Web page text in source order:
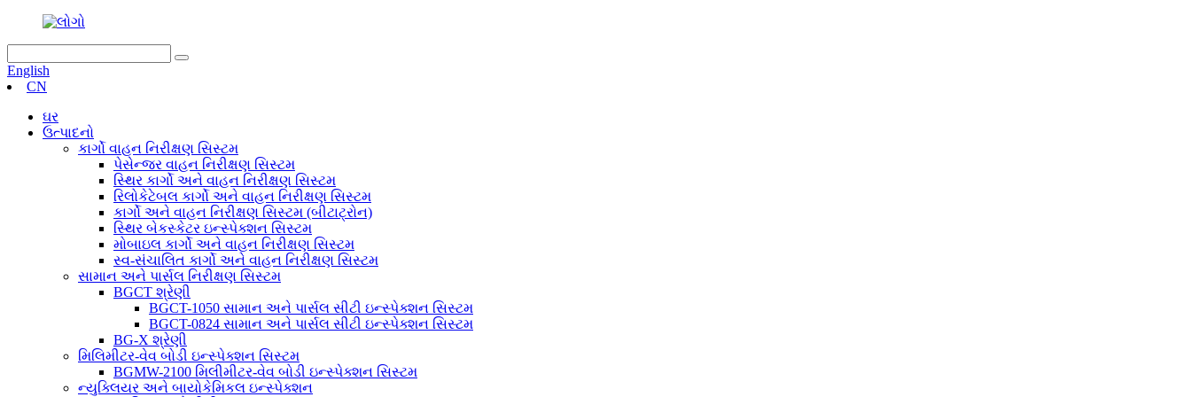
English
CN
ઘર
ઉત્પાદનો
કાર્ગો વાહન નિરીક્ષણ સિસ્ટમ
પેસેન્જર વાહન નિરીક્ષણ સિસ્ટમ
સ્થિર કાર્ગો અને વાહન નિરીક્ષણ સિસ્ટમ
રિલોકેટેબલ કાર્ગો અને વાહન નિરીક્ષણ સિસ્ટમ
કાર્ગો અને વાહન નિરીક્ષણ સિસ્ટમ (બીટાટ્રોન)
સ્થિર બેકસ્કેટર ઇન્સ્પેક્શન સિસ્ટમ
મોબાઇલ કાર્ગો અને વાહન નિરીક્ષણ સિસ્ટમ
સ્વ-સંચાલિત કાર્ગો અને વાહન નિરીક્ષણ સિસ્ટમ
સામાન અને પાર્સલ નિરીક્ષણ સિસ્ટમ
BGCT શ્રેણી
BGCT-1050 સામાન અને પાર્સલ સીટી ઇન્સ્પેક્શન સિસ્ટમ
BGCT-0824 સામાન અને પાર્સલ સીટી ઇન્સ્પેક્શન સિસ્ટમ
BG-X શ્રેણી
મિલિમીટર-વેવ બોડી ઇન્સ્પેક્શન સિસ્ટમ
BGMW-2100 મિલીમીટર-વેવ બોડી ઇન્સ્પેક્શન સિસ્ટમ
ન્યુક્લિયર અને બાયોકેમિકલ ઇન્સ્પેક્શન